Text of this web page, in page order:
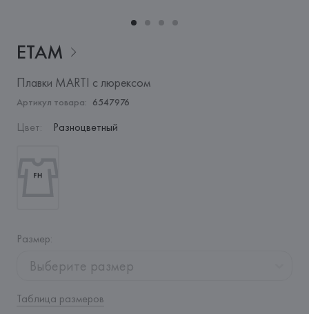
ETAM
Плавки MARTI с люрексом
Артикул товара: 6547976
Цвет: Разноцветный
Размер:
Выберите размер
Таблица размеров